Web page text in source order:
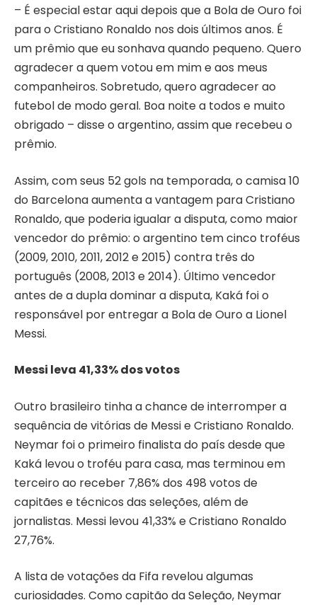
– É especial estar aqui depois que a Bola de Ouro foi
para o Cristiano Ronaldo nos dois últimos anos. É
um prêmio que eu sonhava quando pequeno. Quero
agradecer a quem votou em mim e aos meus
companheiros. Sobretudo, quero agradecer ao
futebol de modo geral. Boa noite a todos e muito
obrigado – disse o argentino, assim que recebeu o
prêmio.
Assim, com seus 52 gols na temporada, o camisa 10
do Barcelonaaumenta a vantagem para Cristiano
Ronaldo, que poderia igualar a disputa, como maior
vencedor do prêmio: o argentino tem cinco troféus
(2009, 2010, 2011, 2012 e 2015) contra três do
português (2008, 2013 e 2014). Último vencedor
antes de a dupla dominar a disputa, Kaká foi o
responsável por entregar a Bola de Ouro a Lionel
Messi.
Messi leva 41,33% dos votos
Outro brasileiro tinha a chance de interromper a
sequência de vitórias de Messi e Cristiano Ronaldo.
Neymar foi o primeiro finalista do país desde que
Kaká levou o troféu para casa, mas terminou em
terceiro ao receber 7,86% dos 498 votos de
capitães e técnicos das seleções, além de
jornalistas. Messi levou 41,33% e Cristiano Ronaldo
27,76%.
A lista de votações da Fifa revelou algumas
curiosidades. Como capitão da Seleção, Neymar